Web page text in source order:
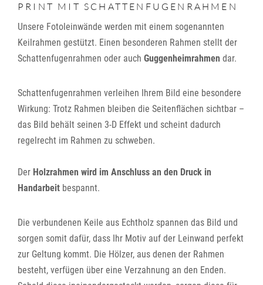
PRINT MIT SCHATTENFUGENRAHMEN
Unsere Fotoleinwände werden mit einem sogenannten
Keilrahmen gestützt. Einen besonderen Rahmen stellt der
Schattenfugenrahmen oder auch Guggenheimrahmen dar.
Schattenfugenrahmen verleihen Ihrem Bild eine besondere
Wirkung: Trotz Rahmen bleiben die Seitenflächen sichtbar –
das Bild behält seinen 3-D Effekt und scheint dadurch
regelrecht im Rahmen zu schweben.
Der Holzrahmen wird im Anschluss an den Druck in
Handarbeit bespannt.
Die verbundenen Keile aus Echtholz spannen das Bild und
sorgen somit dafür, dass Ihr Motiv auf der Leinwand perfekt
zur Geltung kommt. Die Hölzer, aus denen der Rahmen
besteht, verfügen über eine Verzahnung an den Enden.